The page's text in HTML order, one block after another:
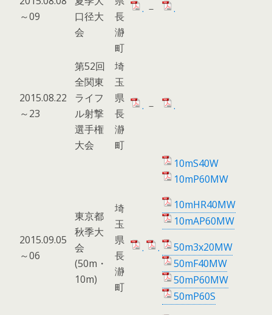
～09
口径大
会
長
瀞
町
. － .
2015.08.22
～23
第52回
全関東
ライフ
ル射撃
選手権
大会
埼
玉
県
長
瀞
町
. － .
2015.09.05
～06
東京都
秋季大
会
(50m・
10m)
埼
玉
県
長
瀞
町
. .
10mS40W
10mP60MW
10mHR40MW
10mAP60MW
50m3x20MW
50mF40MW
50mP60MW
50mP60S